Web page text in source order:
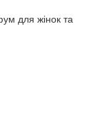
для жінок та